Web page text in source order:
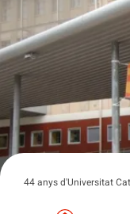
44 anys d'Universitat